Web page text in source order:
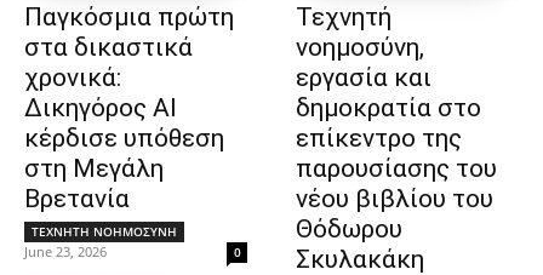
Παγκόσμια πρώτη
στα δικαστικά
χρονικά:
Δικηγόρος ΑΙ
κέρδισε υπόθεση
στη Μεγάλη
Βρετανία
ΤΕΧΝΗΤΗ ΝΟΗΜΟΣΥΝΗ
June 23, 2026 0
Τεχνητή
νοημοσύνη,
εργασία και
δημοκρατία στο
επίκεντρο της
παρουσίασης του
νέου βιβλίου του
Θόδωρου
Σκυλακάκη